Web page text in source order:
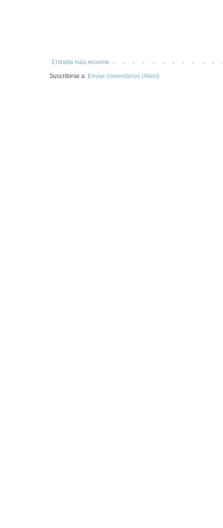
Entrada más reciente
Suscribirse a: Enviar comentarios (Atom)